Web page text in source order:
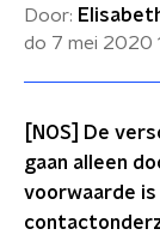
Door:
do 7 mei 2020
[NOS] De
gaan alleen
voorwaarde